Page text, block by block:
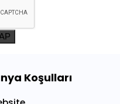
Koşulları